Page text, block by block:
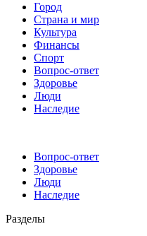
Город
Страна и мир
Культура
Финансы
Спорт
Вопрос-ответ
Здоровье
Люди
Наследие
Вопрос-ответ
Здоровье
Люди
Наследие
Разделы